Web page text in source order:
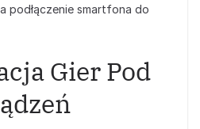
podłączenie smartfona do
Gier Pod